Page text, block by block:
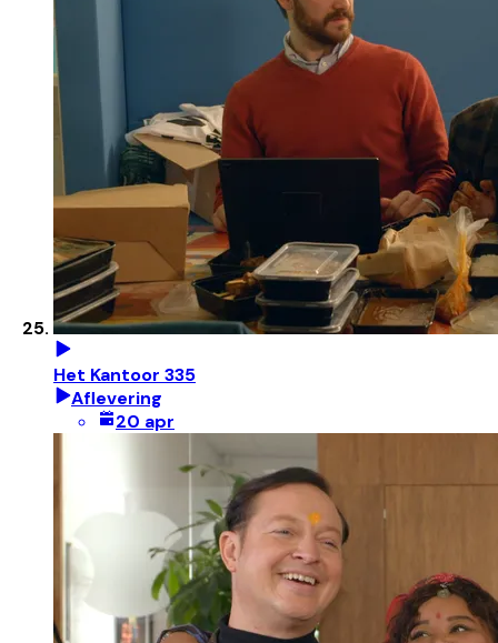
Het Kantoor 335
Aflevering
20 apr